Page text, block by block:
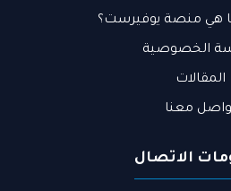
هي منصة يوفيرست؟​
الخصوصية
المقالات
معنا
الاتصال